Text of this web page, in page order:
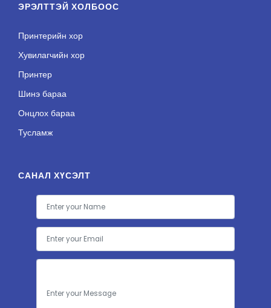
ЭРЭЛТТЭЙ ХОЛБООС
Принтерийн хор
Хувилагчийн хор
Принтер
Шинэ бараа
Онцлох бараа
Тусламж
САНАЛ ХҮСЭЛТ